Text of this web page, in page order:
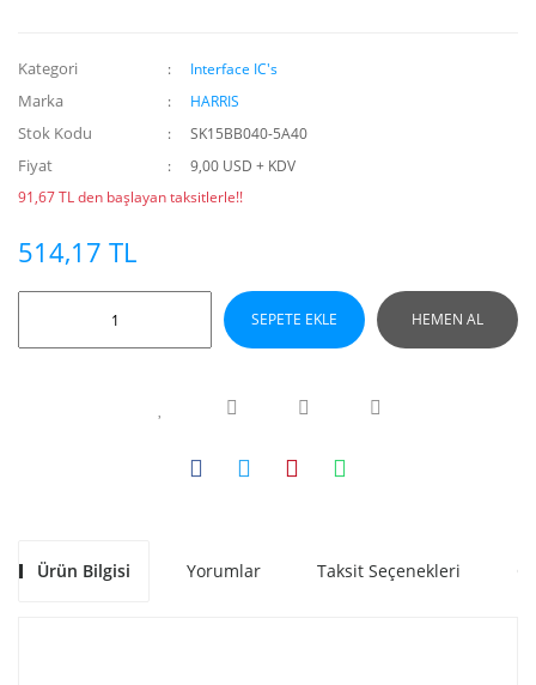
Kategori Interface IC's
Marka HARRIS
Stok Kodu SK15BB040-5A40
Fiyat
9,00 USD + KDV
91,67 TL den başlayan taksitlerle!!
514,17 TL
SEPETE EKLE HEMEN AL
Ürün Bilgisi Yorumlar Taksit Seçenekleri